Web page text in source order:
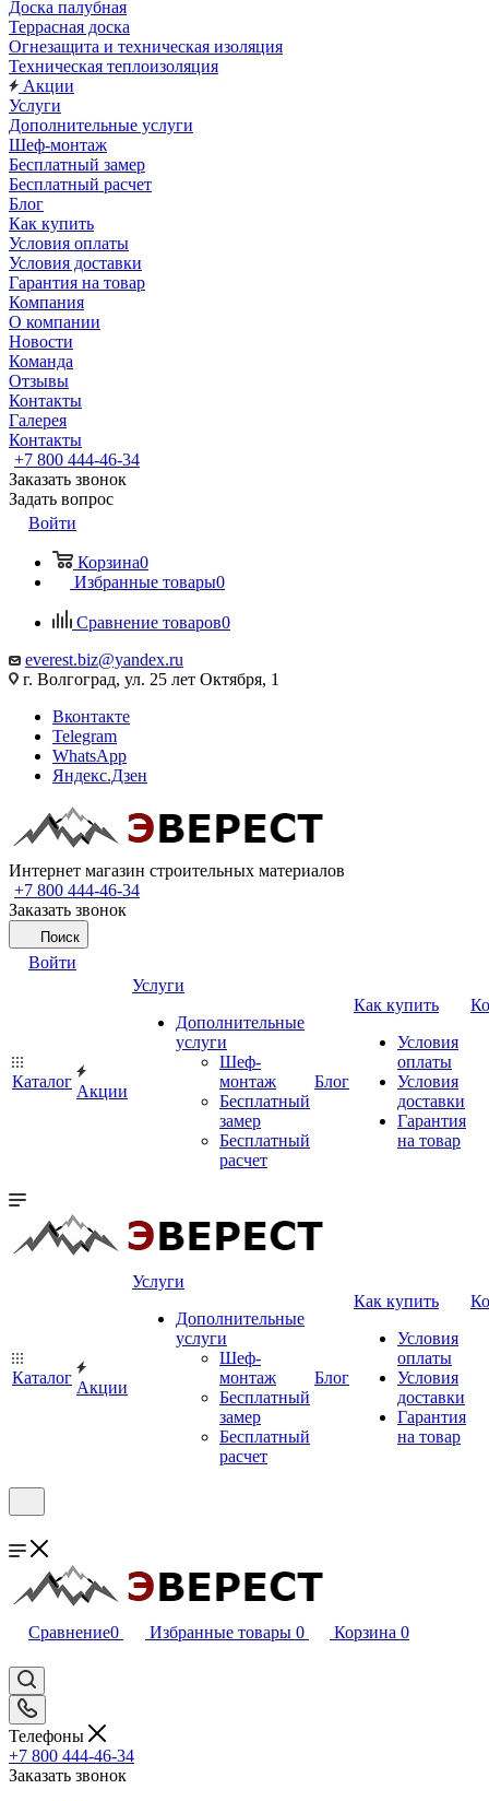
Доска палубная
Террасная доска
Огнезащита и техническая изоляция
Техническая теплоизоляция
Акции
Услуги
Дополнительные услуги
Шеф-монтаж
Бесплатный замер
Бесплатный расчет
Блог
Как купить
Условия оплаты
Условия доставки
Гарантия на товар
Компания
О компании
Новости
Команда
Отзывы
Контакты
Галерея
Контакты
+7 800 444-46-34
Заказать звонок
Задать вопрос
Войти
Корзина0
Избранные товары0
Сравнение товаров0
everest.biz@yandex.ru
г. Волгоград, ул. 25 лет Октября, 1
Вконтакте
Telegram
WhatsApp
Яндекс.Дзен
Интернет магазин строительных материалов
+7 800 444-46-34
Заказать звонок
Поиск
Войти
Каталог
Акции
Услуги
Дополнительные
услуги
Шеф-
монтаж
Бесплатный
замер
Бесплатный
расчет
Блог
Как купить
Условия
оплаты
Условия
доставки
Гарантия
на товар
Каталог
Акции
Услуги
Дополнительные
услуги
Шеф-
монтаж
Бесплатный
замер
Бесплатный
расчет
Блог
Как купить
Условия
оплаты
Условия
доставки
Гарантия
на товар
Сравнение0 Избранные товары 0 Корзина 0
Телефоны
+7 800 444-46-34
Заказать звонок